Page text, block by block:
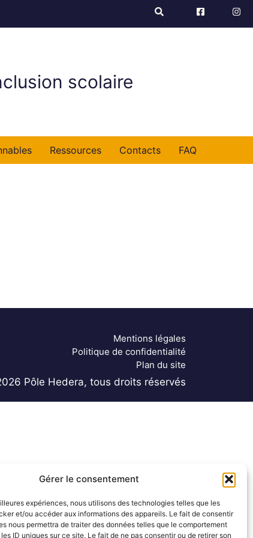
Gérer le consentement
expériences, nous utilisons des technologies telles que les
et/ou accéder aux informations des appareils. Le fait de consentir
nous permettra de traiter des données telles que le comportement
ID uniques sur ce site. Le fait de ne pas consentir ou de retirer son
scolaire
Ressources Contacts FAQ
Mentions légales
Politique de confidentialité
Plan du site
Pôle Hedera, tous droits réservés